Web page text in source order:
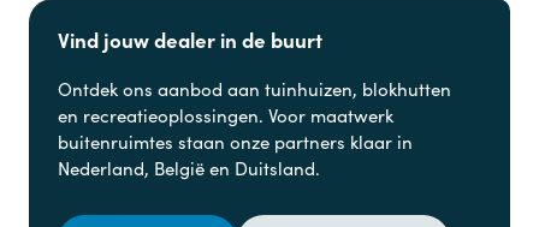
Vind jouw dealer in de buurt
Ontdek ons aanbod aan tuinhuizen, blokhutten
en recreatieoplossingen. Voor maatwerk
buitenruimtes staan onze partners klaar in
Nederland, België en Duitsland.